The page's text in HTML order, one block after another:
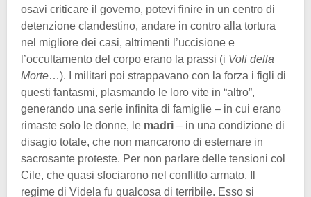
osavi criticare il governo, potevi finire in un centro di
detenzione clandestino, andare in contro alla tortura
nel migliore dei casi, altrimenti l’uccisione e
l’occultamento del corpo erano la prassi (i Voli della
Morte…). I militari poi strappavano con la forza i figli di
questi fantasmi, plasmando le loro vite in “altro”,
generando una serie infinita di famiglie – in cui erano
rimaste solo le donne, le madri – in una condizione di
disagio totale, che non mancarono di esternare in
sacrosante proteste. Per non parlare delle tensioni col
Cile, che quasi sfociarono nel conflitto armato. Il
regime di Videla fu qualcosa di terribile. Esso si